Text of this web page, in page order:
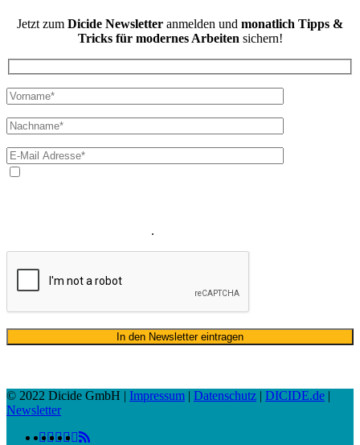
Jetzt zum Dicide Newsletter anmelden und monatlich Tipps &
Tricks für modernes Arbeiten sichern!
.
© 2022 Dicide GmbH | Impressum | Datenschutz | DICIDE.de |
Newsletter
twitter
facebook
linkedinyoutube
RSS
instagram
spotify
vk